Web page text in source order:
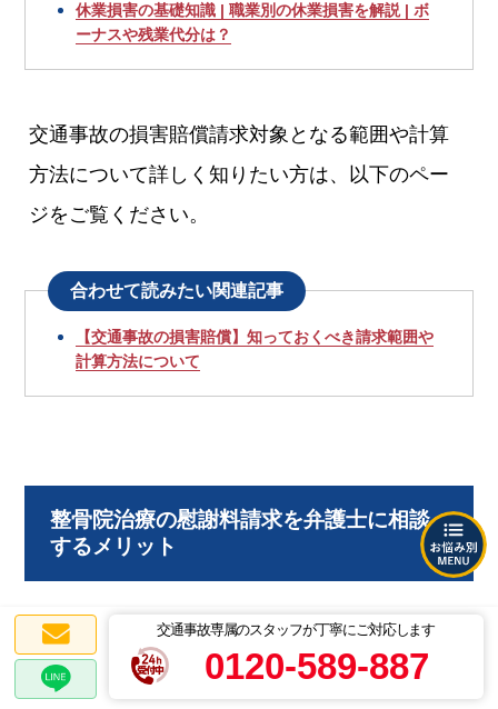
交通事故専属のスタッフが丁寧にご対応します
0120-589-887
休業損害の基礎知識 | 職業別の休業損害を解説 | ボ
ーナスや残業代分は？
交通事故の損害賠償請求対象となる範囲や計算
方法について詳しく知りたい方は、以下のペー
ジをご覧ください。
合わせて読みたい関連記事
【交通事故の損害賠償】知っておくべき請求範囲や
計算方法について
整骨院治療の慰謝料請求を弁護士に相談
するメリット
整骨院治療の際に慰謝料請求を弁護士に相談す
ると、次のようなメリットを得られます。